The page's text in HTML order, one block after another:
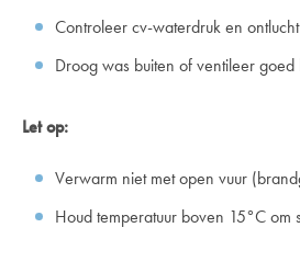
Controleer cv-waterdruk en
Droog was buiten of ventileer goed
Let op:
Verwarm niet met open vuur
Houd temperatuur boven 15°C om